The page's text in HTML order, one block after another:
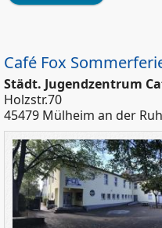
Café Fox
Städt. Jugendzentrum
Holzstr.70
45479 Mülheim an der